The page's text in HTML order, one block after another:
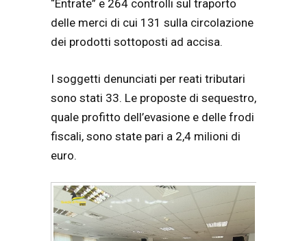
“Entrate” e 264 controlli sul traporto
delle merci di cui 131 sulla circolazione
dei prodotti sottoposti ad accisa.
I soggetti denunciati per reati tributari
sono stati 33. Le proposte di sequestro,
quale profitto dell’evasione e delle frodi
fiscali, sono state pari a 2,4 milioni di
euro.